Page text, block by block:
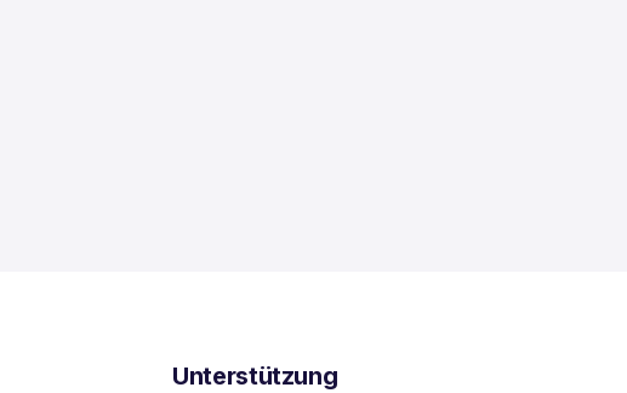
Unterstützung